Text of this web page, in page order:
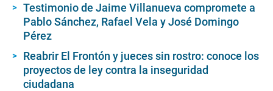
Testimonio de Jaime Villanueva compromete a
Pablo Sánchez, Rafael Vela y José Domingo
Pérez
Reabrir El Frontón y jueces sin rostro: conoce los
proyectos de ley contra la inseguridad
ciudadana